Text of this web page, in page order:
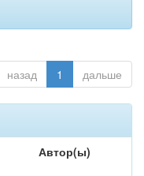
назад 1 дальше
Автор(ы)